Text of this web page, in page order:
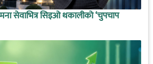
सेवाभित्र सिइओ थकालीको ‘चुपचाप